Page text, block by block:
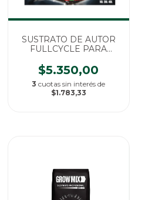
SUSTRATO DE AUTOR
FULLCYCLE PARA
100% ORGANICO
$5.350,00
3 cuotas sin interés de
$1.783,33